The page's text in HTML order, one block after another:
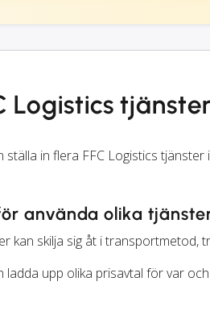
Logistics tjänster
ställa in flera FFC Logistics
använda olika
kan skilja sig åt i transportmetod,
ladda upp olika prisavtal för var